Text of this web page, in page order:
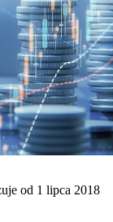
od 1 lipca 2018